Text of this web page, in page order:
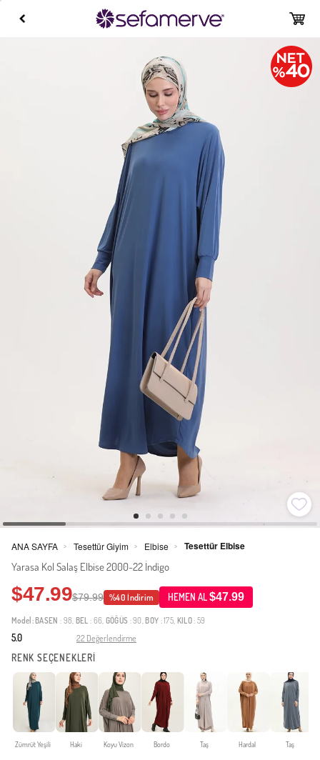
ANA SAYFA > Tesettür Giyim > Elbise > Tesettür Elbise
Yarasa Kol Salaş Elbise 2000-22 İndigo
$47.99$79.99 %40 İndirim HEMEN AL$47.99
Model: BASEN : 98, BEL : 66, GÖĞÜS : 90, BOY : 175, KILO: 59
5.0 22 Değerlendirme
RENK SEÇENEKLERİ
Zümrüt Yeşili Haki Koyu Vizon Bordo Taş Hardal Taş